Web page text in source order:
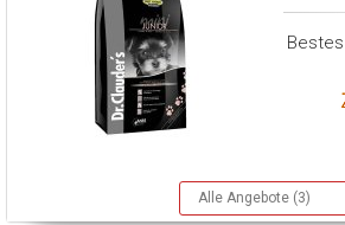
Alle Angebote (3)